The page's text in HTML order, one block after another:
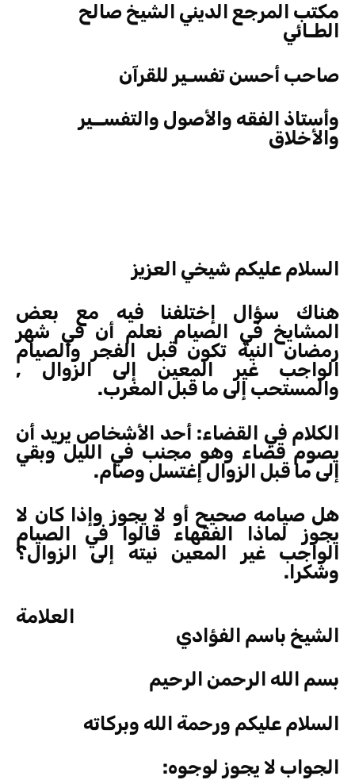
مكتب المرجع الديني الشيخ صالح
الطـائي
صاحب أحسن تفسـير للقرآن
وأستاذ الفقه والأصول والتفســير
والأخلاق
السلام عليكم شيخي العزيز
هناك سؤال إختلفنا فيه مع بعض
المشايخ في الصيام نعلم أن في شهر
رمضان النية تكون قبل الفجر والصيام
الواجب غير المعين إلى الزوال ,
والمستحب إلى ما قبل المغرب.
الكلام في القضاء: أحد الأشخاص يريد أن
يصوم قضاء وهو مجنب في الليل وبقي
إلى ما قبل الزوال إغتسل وصام.
هل صيامه صحيح أو لا يجوز وإذا كان لا
يجوز لماذا الفقهاء قالوا في الصيام
الواجب غير المعين نيته إلى الزوال؟
وشكرا.
العلامة
الشيخ باسم الفؤادي
بسم الله الرحمن الرحيم
السلام عليكم ورحمة الله وبركاته
الجواب لا يجوز لوجوه: